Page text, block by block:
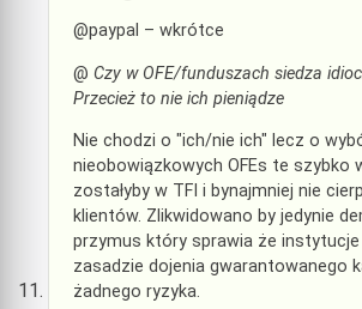
@paypal – wkrótce
@ Czy w OFE/funduszach siedza
Przecież to nie ich pieniądze
Nie chodzi o "ich/nie ich" lecz o
nieobowiązkowych OFEs te szybko
zostałyby w TFI i bynajmniej nie
klientów. Zlikwidowano by jedynie
przymus który sprawia że instytucje
zasadzie dojenia gwarantowanego
żadnego ryzyka.